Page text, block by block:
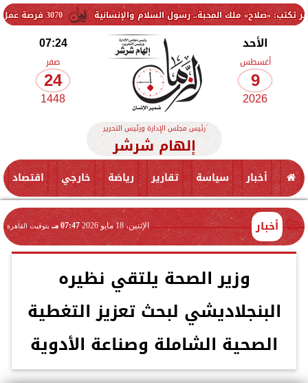
3070 فرصة عمل جديدة بالقطاع الخاص.. وظائف برواتب تصل إلى 9500 جنيه ملك المحبة.. رسول السلام والإنسانية
الأحد
أغسطس
9
2026
07:24
صفر
24
1448
رئيس مجلس الإدارة ورئيس التحرير
إلهام شرشر
أخبار سياسة تقارير رياضة خارجي اقتصاد
أخبار الإثنين، 18 مايو 2026 07:47 مـ بتوقيت القاهرة
وزير الصحة يلتقي نظيره
البنجلاديشي لبحث تعزيز التغطية
الصحية الشاملة وصناعة الأدوية